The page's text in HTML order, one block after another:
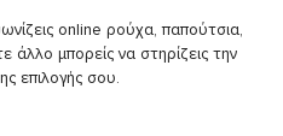
online ρούχα, παπούτσια,
άλλο μπορείς να στηρίζεις την
επιλογής σου.